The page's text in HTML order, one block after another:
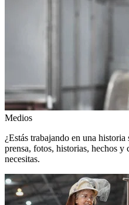
Medios
¿Estás trabajando en una
prensa, fotos, historias, hechos
necesitas.